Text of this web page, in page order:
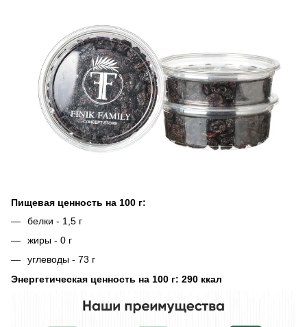
Пищевая ценность на 100 г:
белки - 1,5 г
жиры - 0 г
углеводы - 73 г
Энергетическая ценность на 100 г: 290 ккал